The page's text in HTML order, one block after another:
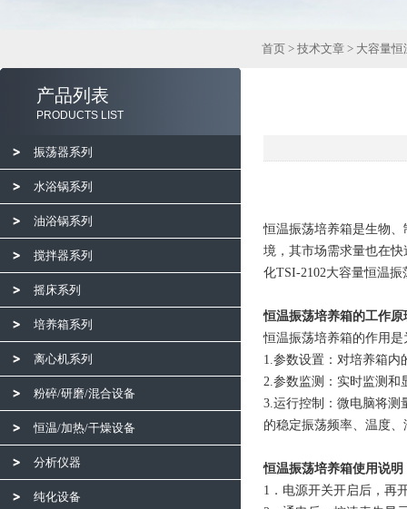
产品列表
PRODUCTS LIST
振荡器系列
水浴锅系列
油浴锅系列
搅拌器系列
摇床系列
培养箱系列
离心机系列
粉碎/研磨/混合设备
恒温/加热/干燥设备
分析仪器
纯化设备
首页 > 技术文章 > 大容量
恒温振荡培养箱是生物
境，其市场需求量也在
化TSI-2102大容量恒温振
恒温振荡培养箱的工作原
恒温振荡培养箱的作用
1.参数设置：对培养箱内
2.参数监测：实时监测和
3.运行控制：微电脑将测
的稳定振荡频率、温度
恒温振荡培养箱使用说明
1 ．电源开关开启后，再